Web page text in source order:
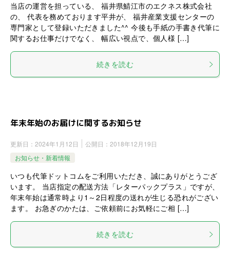
当店の運営を担っている、 福井県鯖江市のエクネス株式会社
の、 代表を務めております平井が、 福井産業支援センターの
専門家として登録いただきました^^ 今後も手紙の手書き代筆に
関するお仕事だけでなく、 幅広い視点で、個人様 […]
続きを読む
年末年始のお届けに関するお知らせ
更新日： 2024年1月12日 公開日： 2018年12月19日
お知らせ・新着情報
いつも代筆ドットコムをご利用いただき、誠にありがとうござ
います。 当店指定の配送方法「レターパックプラス」ですが、
年末年始は通常時より1～2日程度の送れが生じる恐れがござい
ます。 お急ぎのかたは、ご依頼前にお気軽にご相 […]
続きを読む